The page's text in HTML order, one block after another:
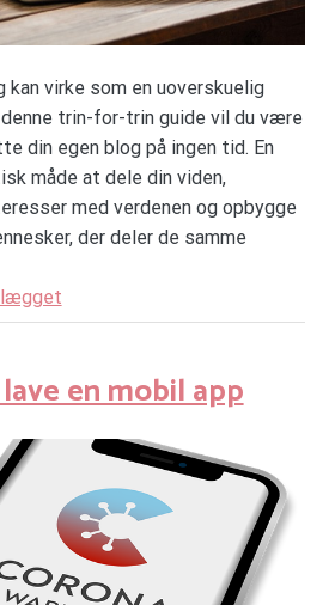
virke som en uoverskuelig
denne trin-for-trin guide vil du være
din egen blog på ingen tid. En
måde at dele din viden,
med verdenen og opbygge
der deler de samme
en mobil app